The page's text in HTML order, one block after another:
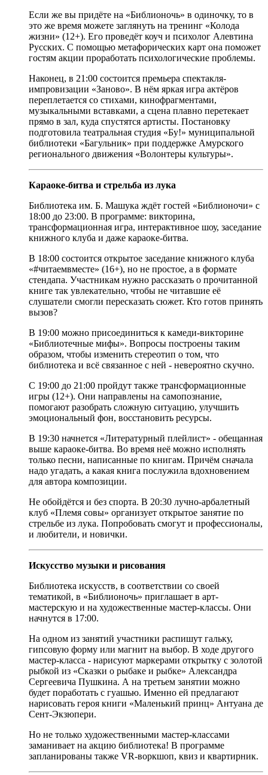
Если же вы придёте на «Библионочь» в одиночку, то в
это же время можете заглянуть на тренинг «Колода
жизни» (12+). Его проведёт коуч и психолог Алевтина
Русских. С помощью метафорических карт она поможет
гостям акции проработать психологические проблемы.
Наконец, в 21:00 состоится премьера спектакля-
импровизации «Заново». В нём яркая игра актёров
переплетается со стихами, кинофрагментами,
музыкальными вставками, а сцена плавно перетекает
прямо в зал, куда спустятся артисты. Постановку
подготовила театральная студия «Бу!» муниципальной
библиотеки «Багульник» при поддержке Амурского
регионального движения «Волонтеры культуры».
Караоке-битва и стрельба из лука
Библиотека им. Б. Машука ждёт гостей «Библионочи» с
18:00 до 23:00. В программе: викторина,
трансформационная игра, интерактивное шоу, заседание
книжного клуба и даже караоке-битва.
В 18:00 состоится открытое заседание книжного клуба
«#читаемвместе» (16+), но не простое, а в формате
стендапа. Участникам нужно рассказать о прочитанной
книге так увлекательно, чтобы не читавшие её
слушатели смогли пересказать сюжет. Кто готов принять
вызов?
В 19:00 можно присоединиться к камеди-викторине
«Библиотечные мифы». Вопросы построены таким
образом, чтобы изменить стереотип о том, что
библиотека и всё связанное с ней - невероятно скучно.
С 19:00 до 21:00 пройдут также трансформационные
игры (12+). Они направлены на самопознание,
помогают разобрать сложную ситуацию, улучшить
эмоциональный фон, восстановить ресурсы.
В 19:30 начнется «Литературный плейлист» - обещанная
выше караоке-битва. Во время неё можно исполнять
только песни, написанные по книгам. Причём сначала
надо угадать, а какая книга послужила вдохновением
для автора композиции.
Не обойдётся и без спорта. В 20:30 лучно-арбалетный
клуб «Племя совы» организует открытое занятие по
стрельбе из лука. Попробовать смогут и профессионалы,
и любители, и новички.
Искусство музыки и рисования
Библиотека искусств, в соответствии со своей
тематикой, в «Библионочь» приглашает в арт-
мастерскую и на художественные мастер-классы. Они
начнутся в 17:00.
На одном из занятий участники распишут гальку,
гипсовую форму или магнит на выбор. В ходе другого
мастер-класса - нарисуют маркерами открытку с золотой
рыбкой из «Сказки о рыбаке и рыбке» Александра
Сергеевича Пушкина. А на третьем занятии можно
будет поработать с гуашью. Именно ей предлагают
нарисовать героя книги «Маленький принц» Антуана де
Сент-Экзюпери.
Но не только художественными мастер-классами
заманивает на акцию библиотека! В программе
запланированы также VR-воркшоп, квиз и квартирник.